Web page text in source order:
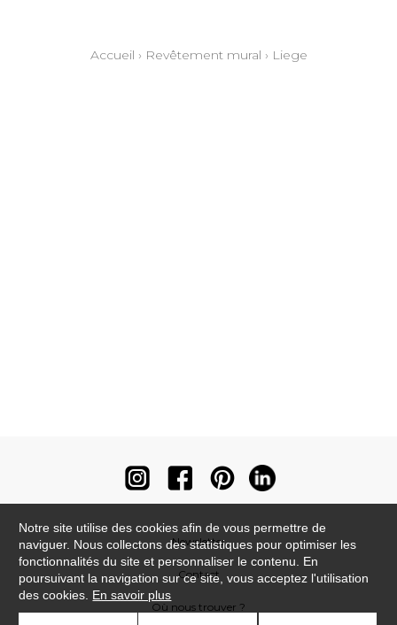
Accueil › Revêtement mural › Liege
Newsletter
Contact
Où nous trouver ?
Notre site utilise des cookies afin de vous permettre de
naviguer. Nous collectons des statistiques pour optimiser les
fonctionnalités du site et personnaliser le contenu. En
poursuivant la navigation sur ce site, vous acceptez l'utilisation
des cookies. En savoir plus